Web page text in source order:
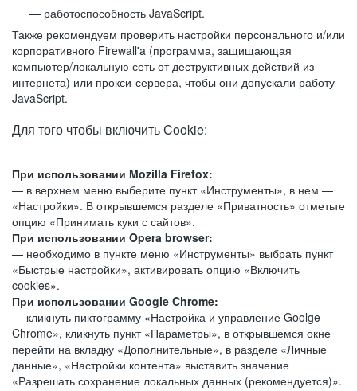
работоспособность JavaScript.
Также рекомендуем проверить настройки персонального и/или
корпоративного Firewall'a (программа, защищающая
компьютер/локальную сеть от деструктивных действий из
интернета) или прокси-сервера, чтобы они допускали работу
JavaScript.
Для того чтобы включить Cookie:
При использовании Mozilla Firefox:
— в верхнем меню выберите пункт «Инструменты», в нем —
«Настройки». В открывшемся разделе «Приватность» отметьте
опцию «Принимать куки с сайтов».
При использовании Opera browser:
— необходимо в пункте меню «Инструменты» выбрать пункт
«Быстрые настройки», активировать опцию «Включить
cookies».
При использовании Google Chrome:
— кликнуть пиктограмму «Настройка и управление Goolge
Chrome», кликнуть пункт «Параметры», в открывшемся окне
перейти на вкладку «Дополнительные», в разделе «Личные
данные», «Настройки контента» выставить значение
«Разрешать сохранение локальных данных (рекомендуется)».